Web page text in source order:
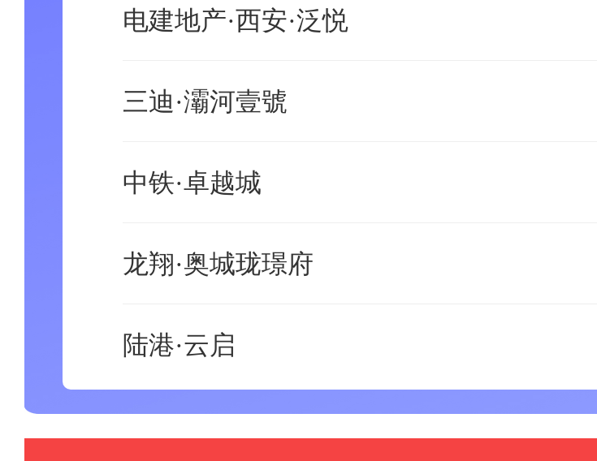
电建地产·西安·泛悦
三迪·灞河壹號
中铁·卓越城
龙翔·奥城珑璟府
陆港·云启